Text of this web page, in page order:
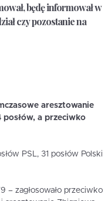
będę informował w
czy pozostanie na
aresztowanie
posłów, a przeciwko
PSL, 31 posłów Polski
– zagłosowało przeciwko